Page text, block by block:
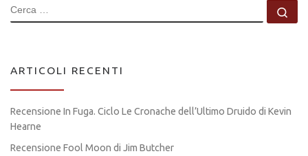
CERCA
ARTICOLI RECENTI
Recensione In Fuga. Ciclo Le Cronache dell’Ultimo Druido di Kevin
Hearne
Recensione Fool Moon di Jim Butcher